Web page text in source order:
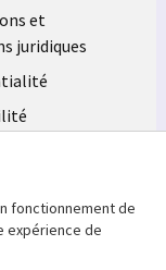
et
juridiques
fonctionnement de
expérience de